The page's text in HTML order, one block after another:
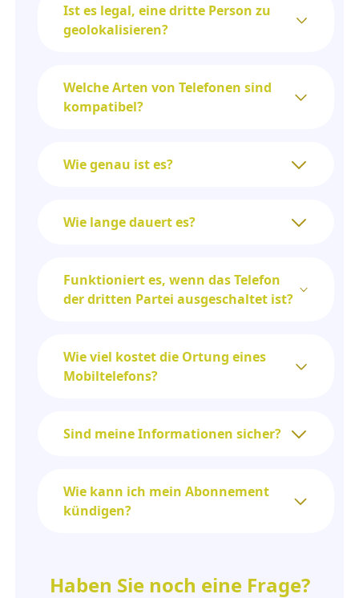
Ist es legal, eine dritte Person zu
geolokalisieren?
Welche Arten von Telefonen sind
kompatibel?
Wie genau ist es?
Wie lange dauert es?
Funktioniert es, wenn das Telefon
der dritten Partei ausgeschaltet ist?
Wie viel kostet die Ortung eines
Mobiltelefons?
Sind meine Informationen sicher?
Wie kann ich mein Abonnement
kündigen?
Haben Sie noch eine Frage?